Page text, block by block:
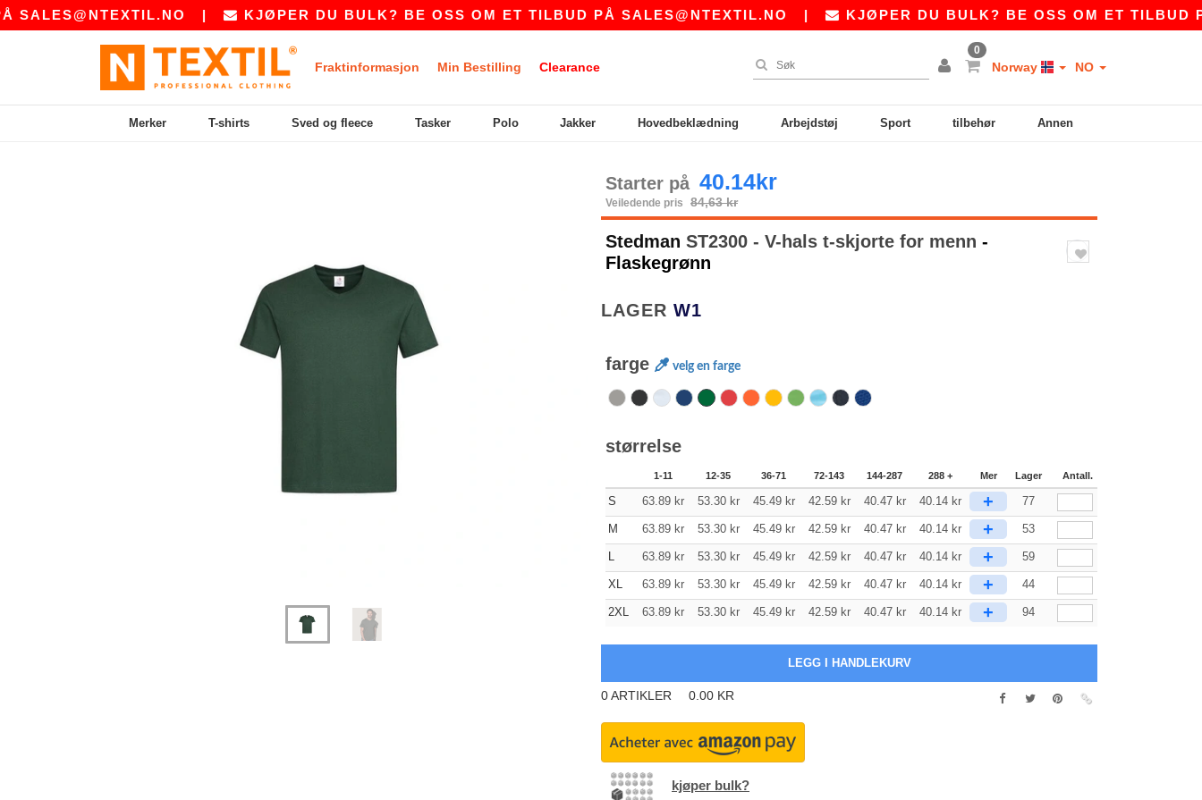
| KJØPER DU BULK? BE OSS OM ET TILBUD PÅSALES@NTEXTIL.NO| KJØPER DU BULK? BE OSS OM ET TILBUD PÅ
Fraktinformasjon Min Bestilling Clearance
0
Norway NO
Merker T-shirts Sved og fleece Tasker Polo Jakker Hovedbeklædning Arbejdstøj Sport tilbehør Annen
Starter på 40.14kr
Veiledende pris 84,63 kr
Stedman ST2300 - V-hals t-skjorte for menn -
Flaskegrønn
LAGER W1
farge velg en farge
størrelse
1-11 12-35 36-71 72-143 144-287 288 + Mer Lager Antall.
S 63.89 kr 53.30 kr 45.49 kr 42.59 kr 40.47 kr 40.14 kr + 77
M 63.89 kr 53.30 kr 45.49 kr 42.59 kr 40.47 kr 40.14 kr + 53
L 63.89 kr 53.30 kr 45.49 kr 42.59 kr 40.47 kr 40.14 kr + 59
XL 63.89 kr 53.30 kr 45.49 kr 42.59 kr 40.47 kr 40.14 kr + 44
2XL 63.89 kr 53.30 kr 45.49 kr 42.59 kr 40.47 kr 40.14 kr + 94
0ARTIKLER 0.00 KR
kjøper bulk?